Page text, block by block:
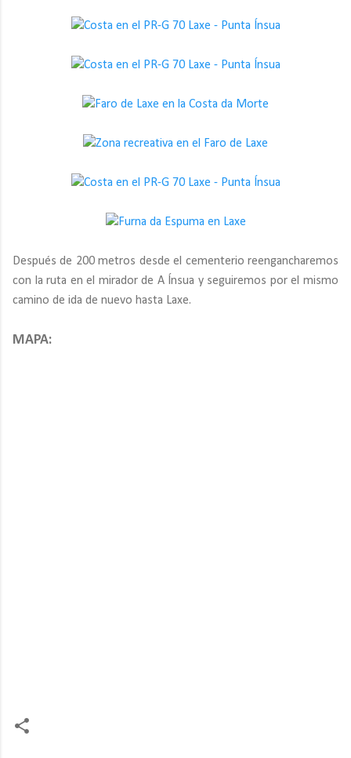
Después de 200 metros desde el cementerio reengancharemos
con la ruta en el mirador de A Ínsua y seguiremos por el mismo
camino de ida de nuevo hasta Laxe.
MAPA: